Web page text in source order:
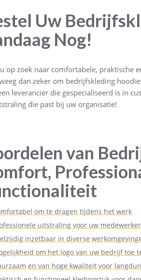
Uw
Nog!
op zoek naar comfortabele, praktische
dan zeker om bedrijfskleding
leverancier die gespecialiseerd is in
die past bij uw organisatie!
van
om te dragen tijdens het werk
uitstraling voor uw
inzetbaar in diverse
om het logo van uw bedrijf toe
en van hoge kwaliteit voor